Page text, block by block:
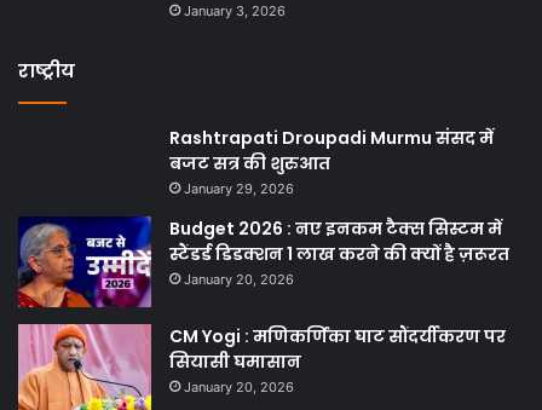
January 3, 2026
राष्ट्रीय
Rashtrapati Droupadi Murmu संसद में
बजट सत्र की शुरुआत
January 29, 2026
Budget 2026 : नए इनकम टैक्स सिस्टम में
स्टैंडर्ड डिडक्शन 1 लाख करने की क्यों है ज़रूरत
January 20, 2026
CM Yogi : मणिकर्णिका घाट सौंदर्यीकरण पर
सियासी घमासान
January 20, 2026